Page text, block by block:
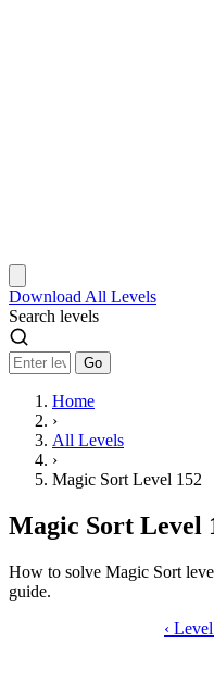
Download All Levels
Search levels
Go
Home
›
All Levels
›
Magic Sort Level 152
Magic Sort Level
How to solve Magic Sort
guide.
‹ Level